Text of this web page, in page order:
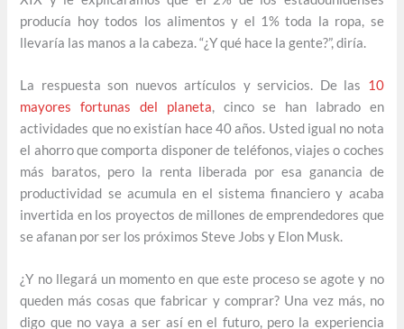
producía hoy todos los alimentos y el 1% toda la ropa, se
llevaría las manos a la cabeza. “¿Y qué hace la gente?”, diría.
La respuesta son nuevos artículos y servicios. De las 10
mayores fortunas del planeta, cinco se han labrado en
actividades que no existían hace 40 años. Usted igual no nota
el ahorro que comporta disponer de teléfonos, viajes o coches
más baratos, pero la renta liberada por esa ganancia de
productividad se acumula en el sistema financiero y acaba
invertida en los proyectos de millones de emprendedores que
se afanan por ser los próximos Steve Jobs y Elon Musk.
¿Y no llegará un momento en que este proceso se agote y no
queden más cosas que fabricar y comprar? Una vez más, no
digo que no vaya a ser así en el futuro, pero la experiencia